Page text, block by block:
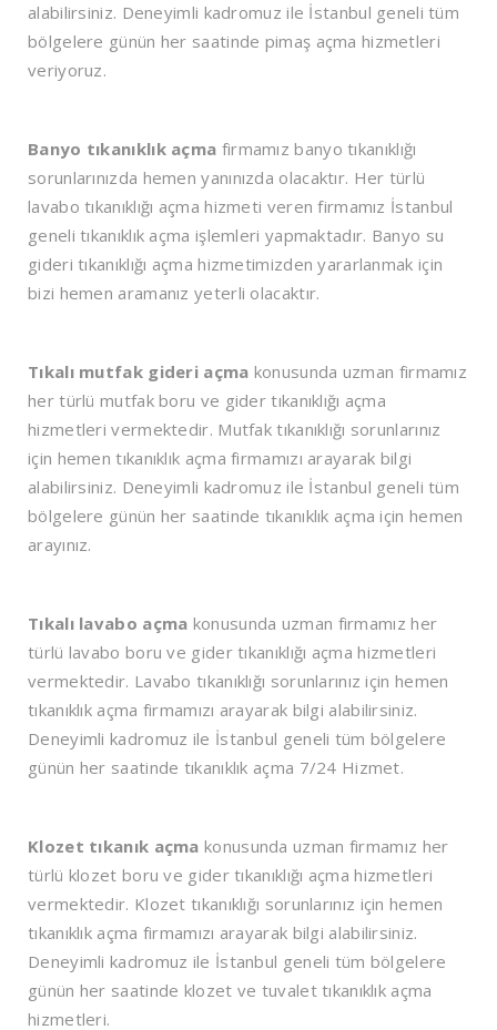
alabilirsiniz. Deneyimli kadromuz ile İstanbul geneli tüm
bölgelere günün her saatinde pimaş açma hizmetleri
veriyoruz.
Banyo tıkanıklık açma firmamız banyo tıkanıklığı
sorunlarınızda hemen yanınızda olacaktır. Her türlü
lavabo tıkanıklığı açma hizmeti veren firmamız İstanbul
geneli tıkanıklık açma işlemleri yapmaktadır. Banyo su
gideri tıkanıklığı açma hizmetimizden yararlanmak için
bizi hemen aramanız yeterli olacaktır.
Tıkalı mutfak gideri açma konusunda uzman firmamız
her türlü mutfak boru ve gider tıkanıklığı açma
hizmetleri vermektedir. Mutfak tıkanıklığı sorunlarınız
için hemen tıkanıklık açma firmamızı arayarak bilgi
alabilirsiniz. Deneyimli kadromuz ile İstanbul geneli tüm
bölgelere günün her saatinde tıkanıklık açma için hemen
arayınız.
Tıkalı lavabo açma konusunda uzman firmamız her
türlü lavabo boru ve gider tıkanıklığı açma hizmetleri
vermektedir. Lavabo tıkanıklığı sorunlarınız için hemen
tıkanıklık açma firmamızı arayarak bilgi alabilirsiniz.
Deneyimli kadromuz ile İstanbul geneli tüm bölgelere
günün her saatinde tıkanıklık açma 7/24 Hizmet.
Klozet tıkanık açma konusunda uzman firmamız her
türlü klozet boru ve gider tıkanıklığı açma hizmetleri
vermektedir. Klozet tıkanıklığı sorunlarınız için hemen
tıkanıklık açma firmamızı arayarak bilgi alabilirsiniz.
Deneyimli kadromuz ile İstanbul geneli tüm bölgelere
günün her saatinde klozet ve tuvalet tıkanıklık açma
hizmetleri.